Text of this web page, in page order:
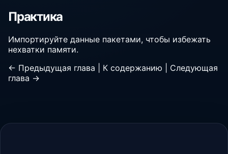
Практика
Импортируйте данные пакетами, чтобы избежать
нехватки памяти.
← Предыдущая глава
К содержанию
Следующая
глава →